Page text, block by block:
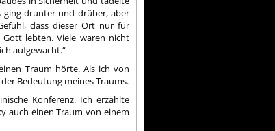
ging drunter und drüber, aber
dass dieser Ort nur für
lebten. Viele waren nicht
aufgewacht.“
Traum hörte. Als ich von
Bedeutung meines Traums.
Konferenz. Ich erzählte
auch einen Traum von einem